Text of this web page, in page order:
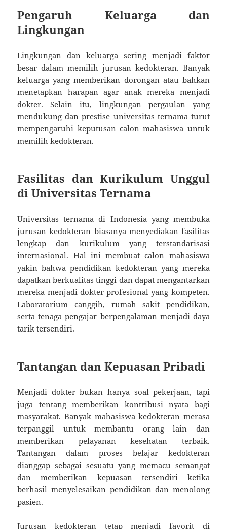
Pengaruh Keluarga dan
Lingkungan
Lingkungan dan keluarga sering menjadi faktor
besar dalam memilih jurusan kedokteran. Banyak
keluarga yang memberikan dorongan atau bahkan
menetapkan harapan agar anak mereka menjadi
dokter. Selain itu, lingkungan pergaulan yang
mendukung dan prestise universitas ternama turut
mempengaruhi keputusan calon mahasiswa untuk
memilih kedokteran.
Fasilitas dan Kurikulum Unggul
di Universitas Ternama
Universitas ternama di Indonesia yang membuka
jurusan kedokteran biasanya menyediakan fasilitas
lengkap dan kurikulum yang terstandarisasi
internasional. Hal ini membuat calon mahasiswa
yakin bahwa pendidikan kedokteran yang mereka
dapatkan berkualitas tinggi dan dapat mengantarkan
mereka menjadi dokter profesional yang kompeten.
Laboratorium canggih, rumah sakit pendidikan,
serta tenaga pengajar berpengalaman menjadi daya
tarik tersendiri.
Tantangan dan Kepuasan Pribadi
Menjadi dokter bukan hanya soal pekerjaan, tapi
juga tentang memberikan kontribusi nyata bagi
masyarakat. Banyak mahasiswa kedokteran merasa
terpanggil untuk membantu orang lain dan
memberikan pelayanan kesehatan terbaik.
Tantangan dalam proses belajar kedokteran
dianggap sebagai sesuatu yang memacu semangat
dan memberikan kepuasan tersendiri ketika
berhasil menyelesaikan pendidikan dan menolong
pasien.
Jurusan kedokteran tetap menjadi favorit di